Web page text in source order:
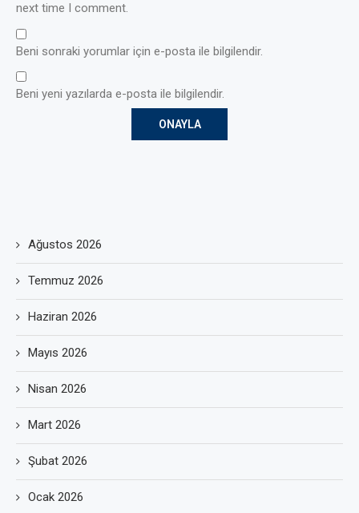
next time I comment.
Beni sonraki yorumlar için e-posta ile bilgilendir.
Beni yeni yazılarda e-posta ile bilgilendir.
Ağustos 2026
Temmuz 2026
Haziran 2026
Mayıs 2026
Nisan 2026
Mart 2026
Şubat 2026
Ocak 2026